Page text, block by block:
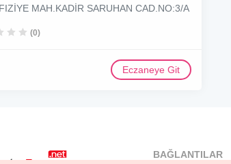
MAH.KADİR SARUHAN CAD.NO:3/A
(0)
Eczaneye Git
BAĞLANTILAR